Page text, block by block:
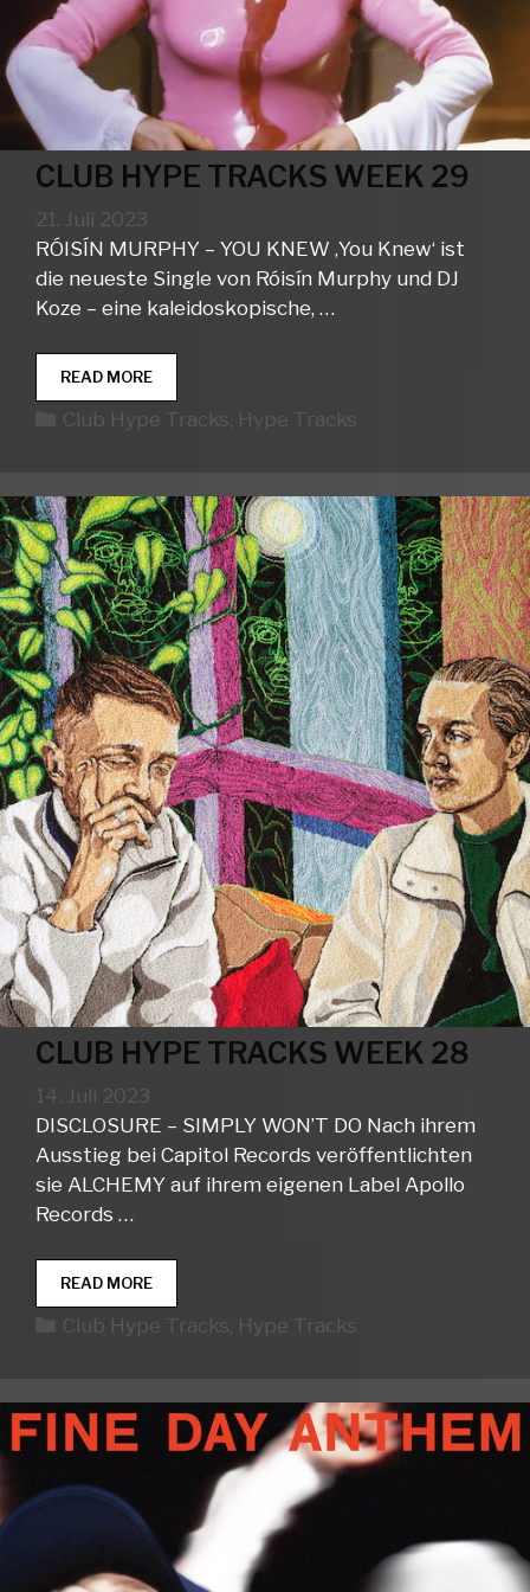
CLUB HYPE TRACKS WEEK 29
21. Juli 2023
RÓISÍN MURPHY – YOU KNEW ‚You Knew‘ ist
die neueste Single von Róisín Murphy und DJ
Koze – eine kaleidoskopische, …
READ MORECLUB
HYPE
TRACKS
Kategorien
Club Hype Tracks, Hype Tracks
CLUB HYPE TRACKS WEEK 28
14. Juli 2023
DISCLOSURE – SIMPLY WON’T DO Nach ihrem
Ausstieg bei Capitol Records veröffentlichten
sie ALCHEMY auf ihrem eigenen Label Apollo
Records …
READ MORECLUB
HYPE
TRACKS
Kategorien
Club Hype Tracks, Hype Tracks